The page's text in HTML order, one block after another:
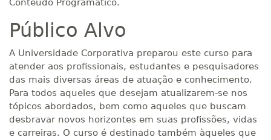
Conteúdo Programático.
Público Alvo
A Universidade Corporativa preparou este curso para
atender aos profissionais, estudantes e pesquisadores
das mais diversas áreas de atuação e conhecimento.
Para todos aqueles que desejam atualizarem-se nos
tópicos abordados, bem como aqueles que buscam
desbravar novos horizontes em suas profissões, vidas
e carreiras. O curso é destinado também àqueles que